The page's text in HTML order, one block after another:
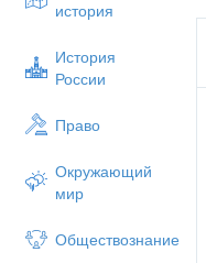
история
История
России
Право
Окружающий
мир
Обществознание